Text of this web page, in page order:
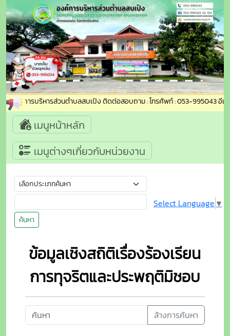
องค์การบริหารส่วนตำบลสบเปิง ติดต่อสอบถาม : โทรศัพท์ : 053-995043 อีเ
เมนูหน้าหลัก
เมนูต่างๆเกี่ยวกับหน่วยงาน
ค้นหา
Select Language ▼
ข้อมูลเชิงสถิติเรื่องร้องเรียน
การทุจริตและประพฤติมิชอบ
ล้างการค้นหา